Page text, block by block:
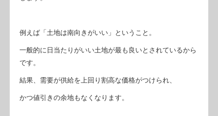
例えば「土地は南向きがいい」ということ。
一般的に日当たりがいい土地が最も良いとされているから
です。
結果、需要が供給を上回り割高な価格がつけられ、
かつ値引きの余地もなくなります。